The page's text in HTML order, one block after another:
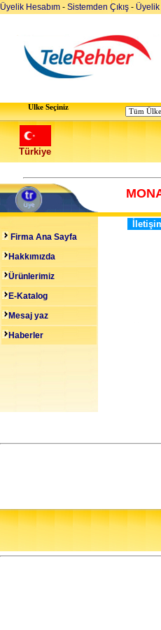
Üyelik Hesabım - Sistemden Çıkış -
Ulke Seçiniz
Türkiye
Firma Ana Sayfa
Hakkımızda
Ürünlerimiz
E-Katalog
Mesaj yaz
Haberler